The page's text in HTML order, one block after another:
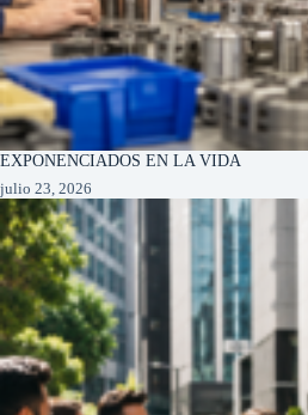
EXPONENCIADOS EN LA VIDA
julio 23, 2026